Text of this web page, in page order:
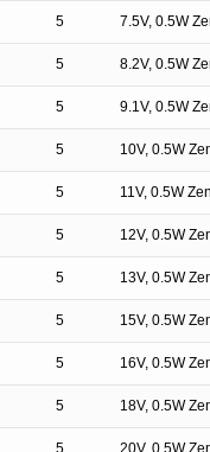
5 7.5V, 0.5W
5 8.2V, 0.5W
5 9.1V, 0.5W
5 10V, 0.5W
5 11V, 0.5W
5 12V, 0.5W
5 13V, 0.5W
5 15V, 0.5W
5 16V, 0.5W
5 18V, 0.5W
5 20V, 0.5W